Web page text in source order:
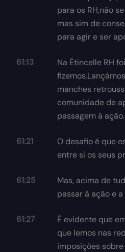
para os RH,não
mas sim de
para agir e ser
61:13
Na Étincelle RH
manches
comunidade de
passagem à ação.
61:21
O desafio é que
entre si os seus
61:25
Mas, acima de
passar à ação e a
61:27
É evidente que
que lemos nas
imposições